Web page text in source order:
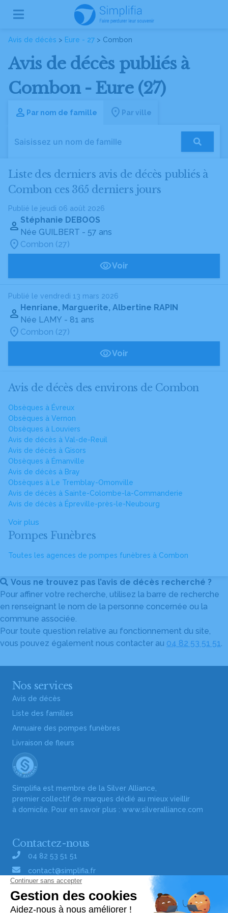
Avis de décès > Eure - 27 > Combon
Avis de décès publiés à
Combon - Eure (27)
Par nom de famille Par ville
Liste des derniers avis de décès publiés à
Combon ces 365 derniers jours
Publié le jeudi 06 août 2026
Stéphanie DEBOOS
Née GUILBERT - 57 ans
Combon (27)
Voir
Publié le vendredi 13 mars 2026
Henriane, Marguerite, Albertine RAPIN
Née LAMY - 81 ans
Combon (27)
Voir
Avis de décès des environs de Combon
Obsèques à Évreux
Obsèques à Vernon
Obsèques à Louviers
Avis de décès à Val-de-Reuil
Avis de décès à Gisors
Obsèques à Émanville
Avis de décès à Bray
Obsèques à Le Tremblay-Omonville
Avis de décès à Sainte-Colombe-la-Commanderie
Avis de décès à Épreville-près-le-Neubourg
Voir plus
Pompes Funèbres
Toutes les agences de pompes funèbres à Combon
Vous ne trouvez pas l’avis de décès recherché ?
Pour affiner votre recherche, utilisez la barre de recherche
en renseignant le nom de la personne concernée ou la
commune associée.
Pour toute question relative au fonctionnement du site,
vous pouvez également nous contacter au 04 82 53 51 51.
Nos services
Avis de décès
Liste des familles
Annuaire des pompes funèbres
Livraison de fleurs
Simplifia est membre de la Silver Alliance,
premier collectif de marques dédié au mieux vieillir
à domicile. Pour en savoir plus : www.silveralliance.com
Contactez-nous
04 82 53 51 51
contact@simplifia.fr
Réseaux sociaux